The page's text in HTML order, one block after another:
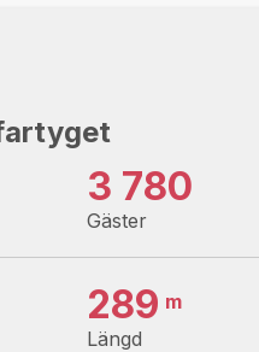
Gäster
3 780
Längd
289 m